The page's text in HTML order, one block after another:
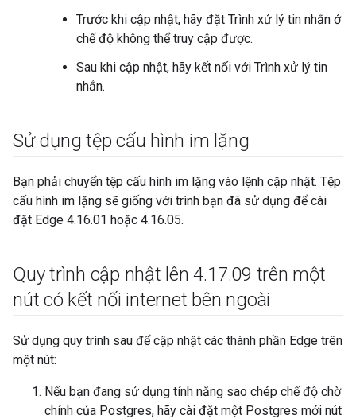
Trước khi cập nhật, hãy đặt Trình xử lý tin nhắn ở
chế độ không thể truy cập được.
Sau khi cập nhật, hãy kết nối với Trình xử lý tin
nhắn.
Sử dụng tệp cấu hình im lặng
Bạn phải chuyển tệp cấu hình im lặng vào lệnh cập nhật. Tệp
cấu hình im lặng sẽ giống với trình bạn đã sử dụng để cài
đặt Edge 4.16.01 hoặc 4.16.05.
Quy trình cập nhật lên 4.17.09 trên một
nút có kết nối internet bên ngoài
Sử dụng quy trình sau để cập nhật các thành phần Edge trên
một nút:
Nếu bạn đang sử dụng tính năng sao chép chế độ chờ
chính của Postgres, hãy cài đặt một Postgres mới nút